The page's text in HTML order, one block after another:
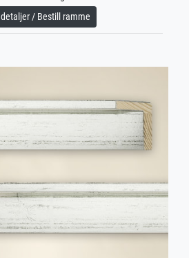
/ Bestill ramme